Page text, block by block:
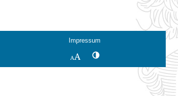
Impressum
SchriftgrößeKontrastwechsel